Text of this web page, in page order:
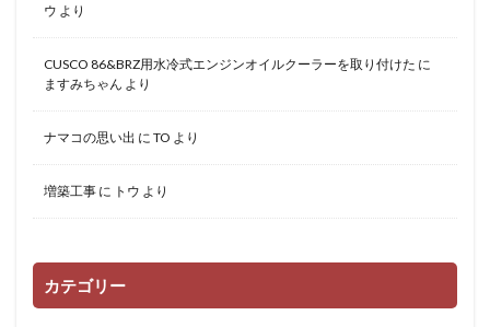
ウ より
CUSCO 86&BRZ用水冷式エンジンオイルクーラーを取り付けた に
ますみちゃん より
ナマコの思い出 に TO より
増築工事 に トウ より
カテゴリー